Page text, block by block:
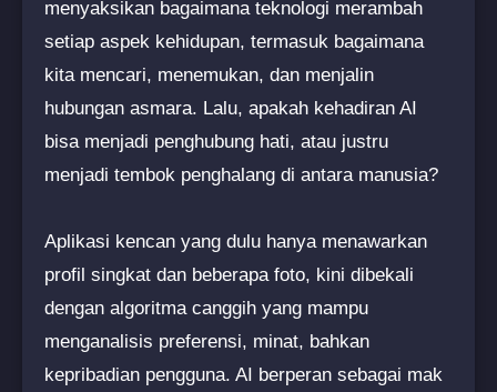
menyaksikan bagaimana teknologi merambah
setiap aspek kehidupan, termasuk bagaimana
kita mencari, menemukan, dan menjalin
hubungan asmara. Lalu, apakah kehadiran AI
bisa menjadi penghubung hati, atau justru
menjadi tembok penghalang di antara manusia?
Aplikasi kencan yang dulu hanya menawarkan
profil singkat dan beberapa foto, kini dibekali
dengan algoritma canggih yang mampu
menganalisis preferensi, minat, bahkan
kepribadian pengguna. AI berperan sebagai mak